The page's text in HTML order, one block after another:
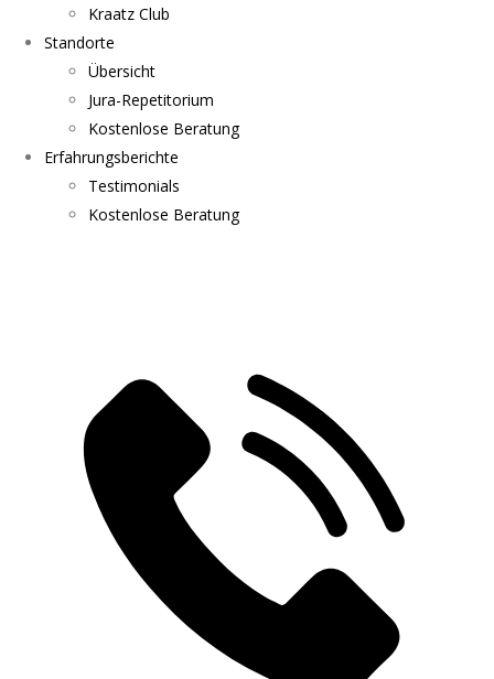
Kraatz Club
Standorte
Übersicht
Jura-Repetitorium
Kostenlose Beratung
Erfahrungsberichte
Testimonials
Kostenlose Beratung